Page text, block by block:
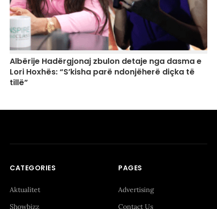
Albërije Hadërgjonaj zbulon detaje nga dasma e
Lori Hoxhës: “S’kisha parë ndonjëherë diçka të
tillë”
CATEGORIES
Aktualitet
Showbizz
PAGES
Advertising
Contact Us